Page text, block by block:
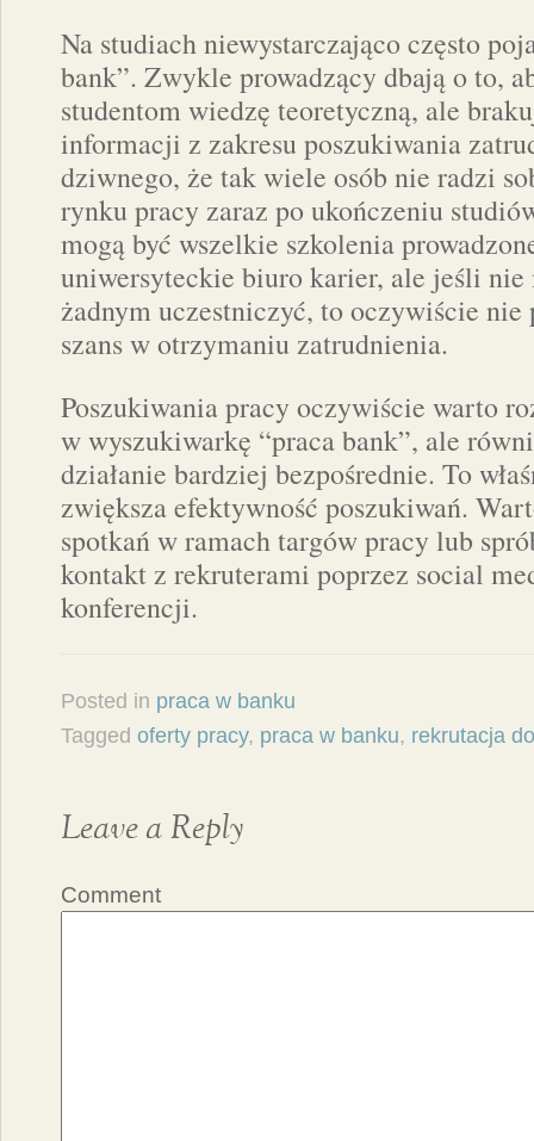
Na studiach niewystarczająco często
bank”. Zwykle prowadzący dbają o to,
studentom wiedzę teoretyczną, ale
informacji z zakresu poszukiwania
dziwnego, że tak wiele osób nie radzi
rynku pracy zaraz po ukończeniu
mogą być wszelkie szkolenia
uniwersyteckie biuro karier, ale jeśli
żadnym uczestniczyć, to oczywiście nie
szans w otrzymaniu zatrudnienia.
Poszukiwania pracy oczywiście warto
w wyszukiwarkę “praca bank”, ale
działanie bardziej bezpośrednie. To
zwiększa efektywność poszukiwań.
spotkań w ramach targów pracy lub
kontakt z rekruterami poprzez social
konferencji.
Posted in praca w banku
Tagged oferty pracy, praca w banku, rekrutacja
Leave a Reply
Comment